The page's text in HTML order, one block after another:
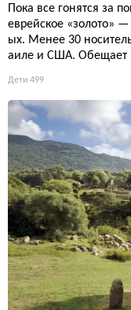
Пока все гонятся за
еврейское «золото»
ых. Менее 30
аиле и США. Обещает
Дети 499